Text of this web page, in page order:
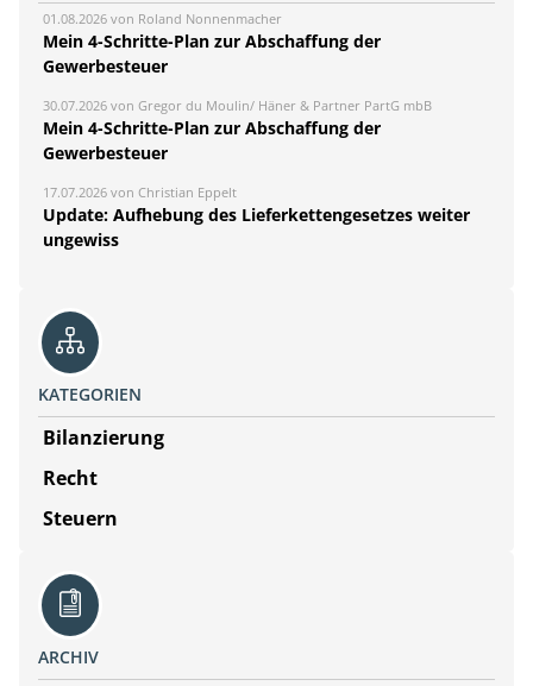
01.08.2026 von Roland Nonnenmacher
Mein 4-Schritte-Plan zur Abschaffung der
Gewerbesteuer
30.07.2026 von Gregor du Moulin/ Häner & Partner PartG mbB
Mein 4-Schritte-Plan zur Abschaffung der
Gewerbesteuer
17.07.2026 von Christian Eppelt
Update: Aufhebung des Lieferkettengesetzes weiter
ungewiss
KATEGORIEN
Bilanzierung
Recht
Steuern
ARCHIV